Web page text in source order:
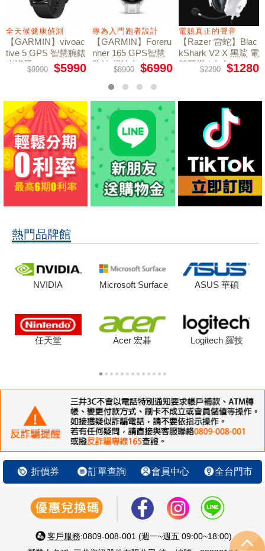
全天候健康偵測
【GARMIN】vivoac
tive 5 GPS 智慧腕錶
光譜黑
$9990 $5990
專為入門跑者設計
【GARMIN】Foreru
nner 165 GPS智慧
跑錶 暢快白
$8990 $6990
電競真正的聲音
【Razer 雷蛇】Blac
kShark V2 X 黑鯊 電
競耳機 / 白色
$2290 $1280
熱門品牌館
NVIDIA Microsoft Surface ASUS 華碩
任天堂 Acer 宏碁 Logitech 羅技
折價券 訂單查詢 會員中心 全台門市
客戶服務:0809-008-001 (週一~週五 09:00~18:00)